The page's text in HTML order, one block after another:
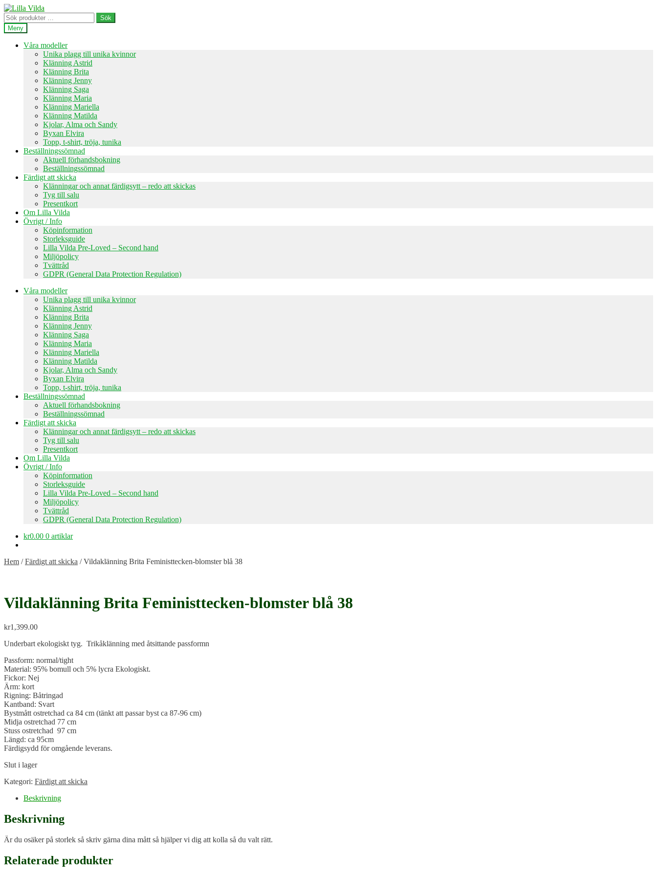
Hoppa
till
navigering
Hoppa
till
innehåll
Sök
efter:
Sök
Meny
Våra modeller
Unika plagg till unika kvinnor
Klänning Astrid
Klänning Brita
Klänning Jenny
Klänning Saga
Klänning Maria
Klänning Mariella
Klänning Matilda
Kjolar, Alma och Sandy
Byxan Elvira
Topp, t-shirt, tröja, tunika
Beställningssömnad
Aktuell förhandsbokning
Beställningssömnad
Färdigt att skicka
Klänningar och annat färdigsytt – redo att skickas
Tyg till salu
Presentkort
Om Lilla Vilda
Övrigt / Info
Köpinformation
Storleksguide
Lilla Vilda Pre-Loved – Second hand
Miljöpolicy
Tvättråd
GDPR (General Data Protection Regulation)
Våra modeller
Unika plagg till unika kvinnor
Klänning Astrid
Klänning Brita
Klänning Jenny
Klänning Saga
Klänning Maria
Klänning Mariella
Klänning Matilda
Kjolar, Alma och Sandy
Byxan Elvira
Topp, t-shirt, tröja, tunika
Beställningssömnad
Aktuell förhandsbokning
Beställningssömnad
Färdigt att skicka
Klänningar och annat färdigsytt – redo att skickas
Tyg till salu
Presentkort
Om Lilla Vilda
Övrigt / Info
Köpinformation
Storleksguide
Lilla Vilda Pre-Loved – Second hand
Miljöpolicy
Tvättråd
GDPR (General Data Protection Regulation)
kr0.00 0 artiklar
Hem /Färdigt att skicka /Vildaklänning Brita Feministtecken-blomster blå 38
Vildaklänning Brita Feministtecken-blomster blå 38
kr1,399.00
Underbart ekologiskt tyg. Trikåklänning med åtsittande passformn
Passform: normal/tight
Material: 95% bomull och 5% lycra Ekologiskt.
Fickor: Nej
Ärm: kort
Rigning: Båtringad
Kantband: Svart
Bystmått ostretchad ca 84 cm (tänkt att passar byst ca 87-96 cm)
Midja ostretchad 77 cm
Stuss ostretchad 97 cm
Längd: ca 95cm
Färdigsydd för omgående leverans.
Slut i lager
Kategori: Färdigt att skicka
Beskrivning
Beskrivning
Är du osäker på storlek så skriv gärna dina mått så hjälper vi dig att kolla så du valt rätt.
Relaterade produkter